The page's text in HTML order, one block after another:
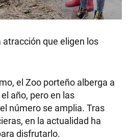
que eligen los
el Zoo porteño alberga a
año, pero en las
número se amplia. Tras
en la actualidad ha
disfrutarlo.